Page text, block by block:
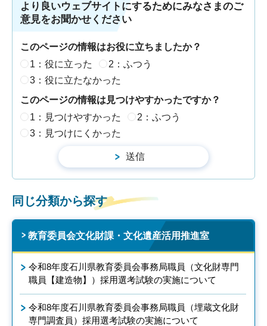
より良いウェブサイトにするためにみなさまのご
意見をお聞かせください
このページの情報はお役に立ちましたか？
1：役に立った
2：ふつう
3：役に立たなかった
このページの情報は見つけやすかったですか？
1：見つけやすかった
2：ふつう
3：見つけにくかった
同じ分類から探す
教育委員会文化財課・文化遺産活用推進室
令和8年度石川県教育委員会事務局職員（文化財専門
職員【建造物】）採用選考試験の実施について
令和8年度石川県教育委員会事務局職員（埋蔵文化財
専門調査員）採用選考試験の実施について